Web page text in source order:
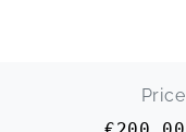
Price